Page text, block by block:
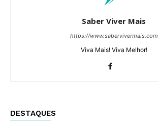
Saber Viver Mais
https://www.sabervivermais.com
Viva Mais! Viva Melhor!
DESTAQUES